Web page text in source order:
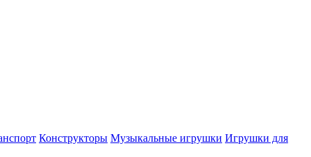
Конструкторы Музыкальные игрушки Игрушки для